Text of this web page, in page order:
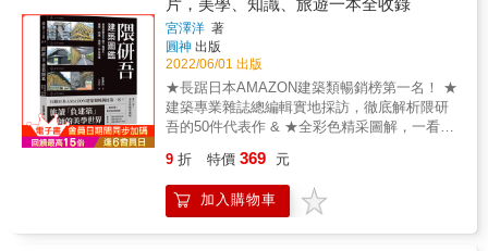
們可以找到克服逆境的工具。」 &
以及東方師法自然的哲學思想與與宇宙觀，透
過物質性與精神性的空間辯證在信仰空間追尋
的過程中，試圖讓信徒與非信徒都能瞥見天(上
帝神性)、地(運作法則)，也擴張了對自身與群
體趨向「物我合一」、「人我合一」的理想境
界，一種內在信仰與外在生活的統一。廖偉立
設計作品中的空間魅力與思想特質，就是在這
漸開展。他時常提到孩童時期記憶中的廟埕，
那種社區生活與精神信仰沒有邊界的空間經
驗，成為他構思教會「聖俗並存」、「由俗化
聖」的空間基調。教會建築對他而言不是封閉
共同實踐東海大學校園規劃的關鍵推手。 & 身
為兼容包浩斯教誨與華人文化的浪漫主義者，
收放、陰陽的雙重力量，在張肇康畢生創作中
皆相伴而生， 有時酒神似的浪漫狂放，有時又
理性的自我節制。 & 張肇康接受包浩斯設計教
育的洗禮， 先是在創作、實驗了一系列的「中
國現代建築」， 試圖將所學的包浩斯現代性，
努力嫁接到華人傳統建築， 而有了東海校園建
作； 晚年則以「現代之眼」進行民居的測繪與
記錄， 著成《中國：建築之道》一書，既傳達
他對現代建築與傳統對話的看法， 也寄寓了他
宮澤洋 著
圓神 出版
2022/06/01 出版
★長踞日本AMAZON建築類暢銷榜第一名！ ★
建築專業雜誌總編輯實地採訪，徹底解析隈研
吾的50件代表作 & ★全彩色精采圖解，一看就
學世界 一窺世界級建築大師隈研吾不斷進化的
軌跡！ & 不追求蓋出「具體建築」傳世，而是
「添加創意」使之有趣 兼具美學、知識和旅
9 折 特價 369 元
加入購物車